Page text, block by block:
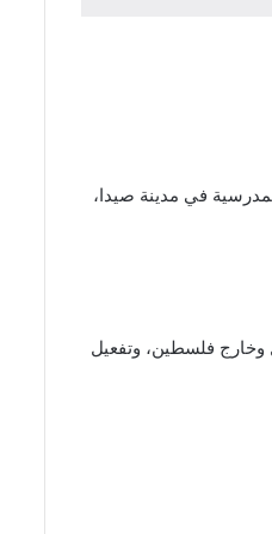
في مدينة صيدا،
وخارج فلسطين، وتفعيل